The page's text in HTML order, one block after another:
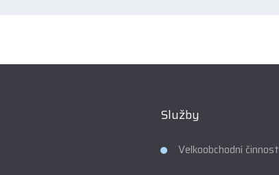
Služby
Velkoobchodní činnost